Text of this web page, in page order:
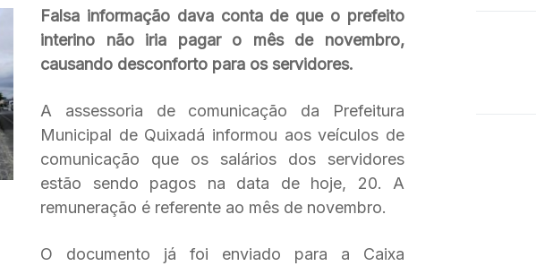
Falsa informação dava conta de que o prefeito
interino não iria pagar o mês de novembro,
causando desconforto para os servidores.
A assessoria de comunicação da Prefeitura
Municipal de Quixadá informou aos veículos de
comunicação que os salários dos servidores
estão sendo pagos na data de hoje, 20. A
remuneração é referente ao mês de novembro.
O documento já foi enviado para a Caixa